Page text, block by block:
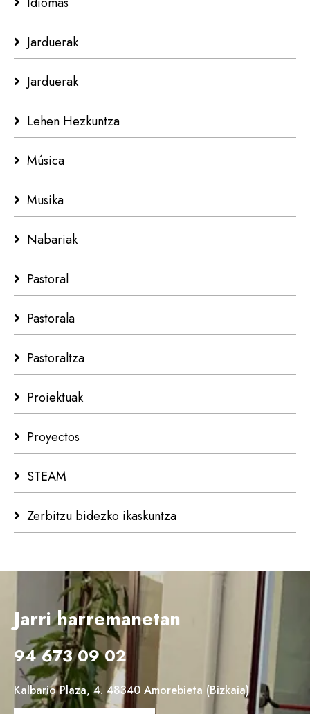
Jarduerak
Jarduerak
Lehen Hezkuntza
Música
Musika
Nabariak
Pastoral
Pastorala
Pastoraltza
Proiektuak
Proyectos
STEAM
Zerbitzu bidezko ikaskuntza
Jarri harremanetan
94 673 09 02
Kalbario Plaza, 4. 48340 Amorebieta (Bizkaia)